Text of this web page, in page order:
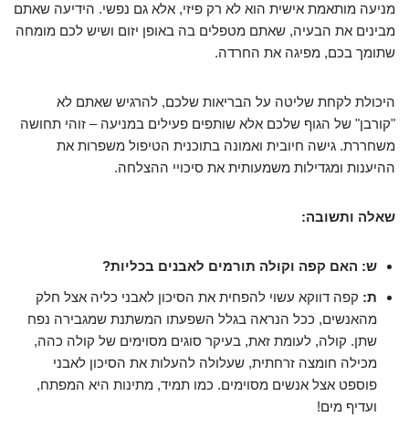
מניעה מותאמת אישית הוא לא רק פיזי, אלא גם נפשי. הידיעה שאתם
מבינים את הבעיה, שאתם מטפלים בה באופן יזום ושיש לכם מומחה
שתומך בכם, מפיגה את החרדה.
היכולת לקחת שליטה על הבריאות שלכם, להרגיש שאתם לא
"קורבן" של הגוף שלכם אלא שותפים פעילים במניעה – זוהי תחושה
משחררת. גישה חיובית ואמונה בתוכנית הטיפול משפרות את
ההיענות ומגדילות משמעותית את סיכויי ההצלחה.
שאלה ותשובה:
ש: האם קפה וקולה תורמים לאבנים בכליות?
ת: קפה דווקא עשוי להפחית את הסיכון לאבני כליה אצל חלק
מהאנשים, ככל הנראה בגלל השפעתו המשתנת שמגבירה נפח
שתן. קולה, לעומת זאת, בעיקר סוגים מסוימים של קולה כהה,
מכילה חומצה זרחתית, שעלולה להעלות את הסיכון לאבני
פוספט אצל אנשים מסוימים. כמו תמיד, מתינות היא המפתח,
ועדיף מים!